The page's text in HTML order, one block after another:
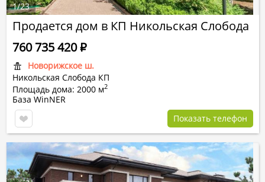
Продается дом в КП Никольская Слобода
Новорижское ш.
Никольская Слобода КП
Площадь дома: 2000 м2
760 735 420Р
База WinNER
Показать телефон
1/23